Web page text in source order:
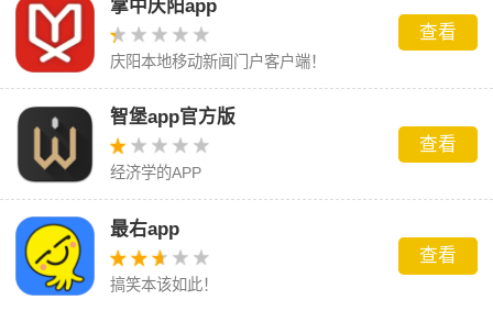
掌中庆阳app
庆阳本地移动新闻门户客户端！
查看
智堡app官方版
经济学的APP
查看
最右app
搞笑本该如此！
查看